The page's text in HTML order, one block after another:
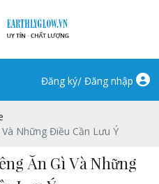
Đăng ký/ Đăng nhập
Những Điều Cần Lưu Ý
Ăn Gì Và Những